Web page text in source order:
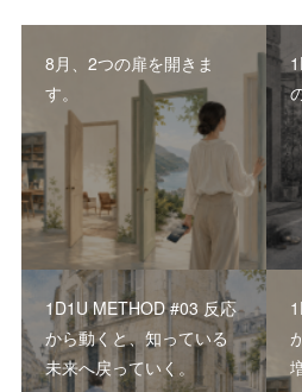
8月、2つの扉を開きま
す。
1D1U METHOD #03 反応
から動くと、知っている
未来へ戻っていく。